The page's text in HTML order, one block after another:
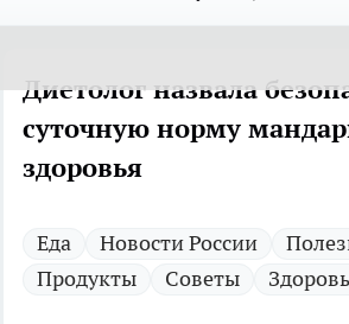
Диетолог назвала
суточную норму
здоровья
Еда Новости России
Продукты
Советы